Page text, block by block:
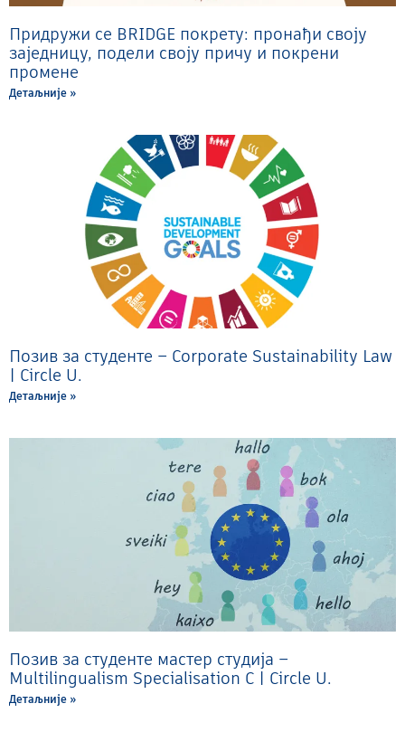
Придружи се BRIDGE покрету: пронађи своју
заједницу, подели своју причу и покрени
промене
Детаљније »
Позив за студенте – Corporate Sustainability Law
| Circle U.
Детаљније »
Позив за студенте мастер студија –
Multilingualism Specialisation C | Circle U.
Детаљније »